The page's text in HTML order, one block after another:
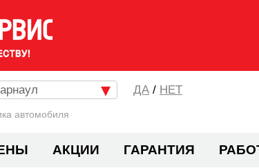
автомобиля
/ НЕТ
АКЦИИ ГАРАНТИЯ